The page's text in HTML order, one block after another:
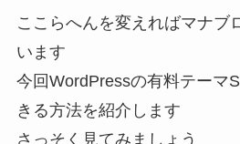
ここらへんを変えればマナブ
います
今回WordPressの有料テーマ
きる方法を紹介します
さっそく見てみましょう